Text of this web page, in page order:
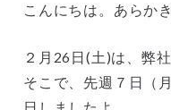
こんにちは。あらか
２月26日(土)は、弊
そこで、先週７日（